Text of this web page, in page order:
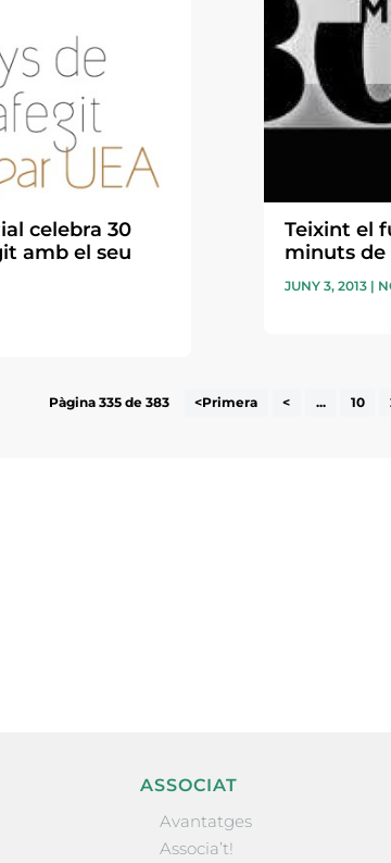
celebra 30
amb el seu
Teixint el
minuts de
JUNY 3, 2013|
Pàgina 335 de 383 <Primera < ... 10
ASSOCIAT
Avantatges
Associa’t!